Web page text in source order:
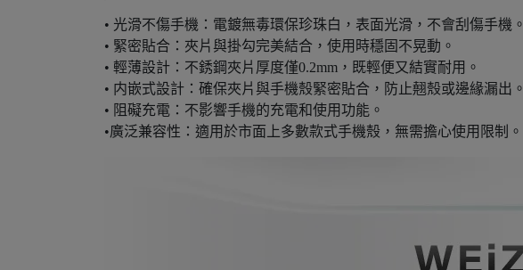
• 光滑不傷手機：電鍍無毒環保珍珠白，表面光滑，不會刮傷手機。
• 緊密貼合：夾片與掛勾完美結合，使用時穩固不晃動。
• 輕薄設計：不銹鋼夾片厚度僅0.2mm，既輕便又結實耐用。
• 内嵌式設計：確保夾片與手機殼緊密貼合，防止翹殼或邊緣漏出。
• 阻礙充電：不影響手機的充電和使用功能。
•廣泛兼容性：適用於市面上多數款式手機殼，無需擔心使用限制。